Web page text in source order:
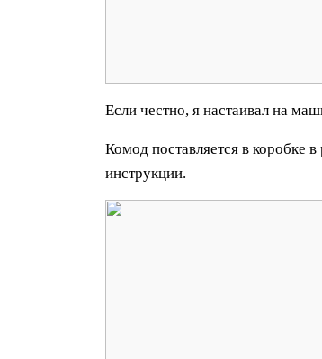
Если честно, я настаивал на
Комод поставляется в коробке
инструкции.